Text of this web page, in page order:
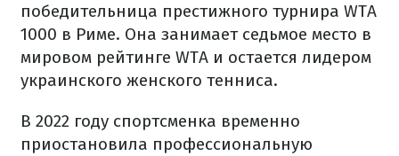
победительница престижного турнира WTA
1000 в Риме. Она занимает седьмое место в
мировом рейтинге WTA и остается лидером
украинского женского тенниса.
В 2022 году спортсменка временно
приостановила профессиональную